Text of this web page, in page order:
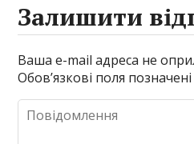
Залишити
Ваша e-mail адреса не
Обов’язкові поля